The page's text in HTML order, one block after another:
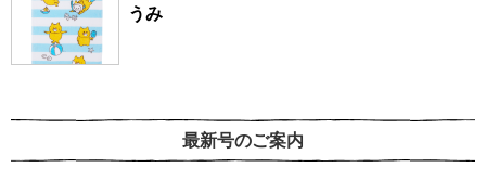
うみ
最新号のご案内